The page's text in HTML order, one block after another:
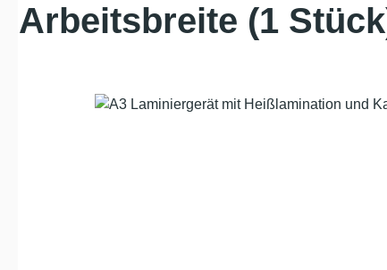
Arbeitsbreite (1
Bildergalerie überspringen